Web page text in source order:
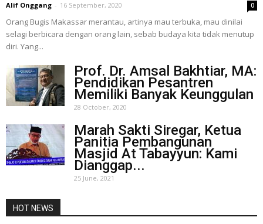
Alif Onggang - 16 September, 2020 0
Orang Bugis Makassar merantau, artinya mau terbuka, mau dinilai
selagi berbicara dengan orang lain, sebab budaya kita tidak menutup
diri. Yang...
Prof. Dr. Amsal Bakhtiar, MA:
Pendidikan Pesantren
Memiliki Banyak Keunggulan
28 October, 2020
Marah Sakti Siregar, Ketua
Panitia Pembangunan
Masjid At Tabayyun: Kami
Dianggap...
25 June, 2021
HOT NEWS